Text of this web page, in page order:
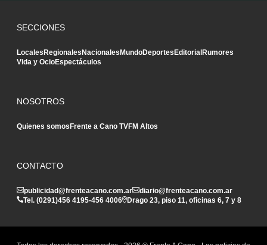
SECCIONES
LocalesRegionalesNacionalesMundoDeportesEditorialRumores
Vida y OcioEspectáculos
NOSOTROS
Quienes somosFrente a Cano TVFM Altos
CONTACTO
publicidad@frenteacano.com.ar
diario@frenteacano.com.ar
Tel. (0291)456 4195-456 4006 Drago 23, piso 11, oficinas 6, 7 y 8